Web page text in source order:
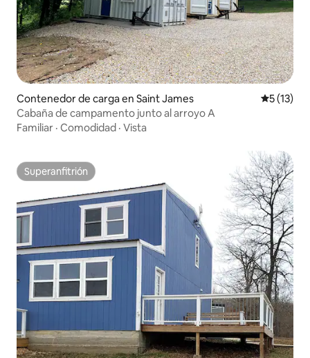
Contenedor de carga en Saint James
5 (13)
Cabaña de campamento junto al arroyo A
Familiar · Comodidad · Vista
Superanfitrión
Superanfitrión